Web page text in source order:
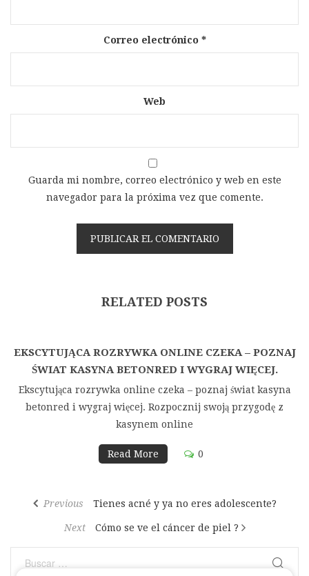
Correo electrónico *
Web
Guarda mi nombre, correo electrónico y web en este
navegador para la próxima vez que comente.
RELATED POSTS
EKSCYTUJĄCA ROZRYWKA ONLINE CZEKA – POZNAJ
ŚWIAT KASYNA BETONRED I WYGRAJ WIĘCEJ.
Ekscytująca rozrywka online czeka – poznaj świat kasyna
betonred i wygraj więcej. Rozpocznij swoją przygodę z
kasynem online
Read More 0
Navegación
entradas
Previous
Previous Tienes acné y ya no eres adolescente?
Next
Next Cómo se ve el cáncer de piel ?